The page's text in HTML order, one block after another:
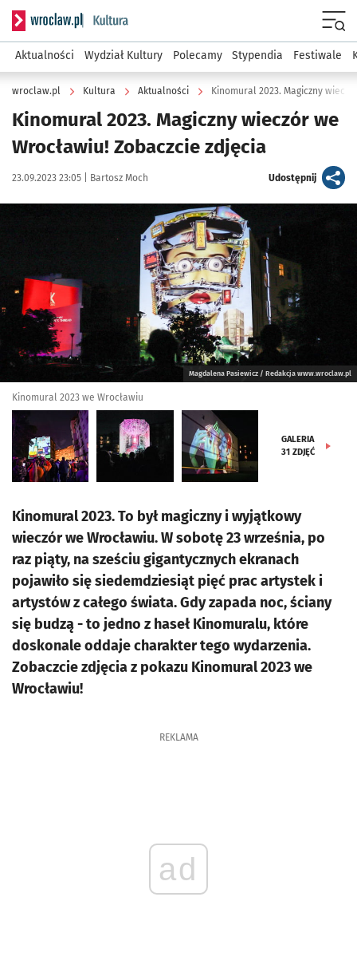
Serwis informacyjny wroclaw.pl podserwis: Kultura
Aktualności Wydział Kultury Polecamy Stypendia Festiwale
wroclaw.pl Kultura Aktualności Kinomural 2023. Magiczny
Kinomural 2023. Magiczny wieczór we
Wrocławiu! Zobaczcie zdjęcia
Data publikacji:
23.09.2023 23:05 | Autor:
Bartosz Moch Udostępnijartykuł
Kliknij, aby zobaczyć galerię
Magdalena Pasiewicz / Redakcja www.wroclaw.pl
Kinomural 2023 we Wrocławiu
GALERIA
31 ZDJĘĆ
Kinomural 2023. To był magiczny i wyjątkowy
wieczór we Wrocławiu. W sobotę 23 września, po
raz piąty, na sześciu gigantycznych ekranach
pojawiło się siedemdziesiąt pięć prac artystek i
artystów z całego świata. Gdy zapada noc, ściany
się budzą - to jedno z haseł Kinomuralu, które
doskonale oddaje charakter tego wydarzenia.
Zobaczcie zdjęcia z pokazu Kinomural 2023 we
Wrocławiu!
REKLAMA
ad